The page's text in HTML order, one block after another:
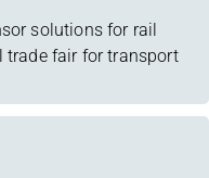
solutions for rail
trade fair for transport